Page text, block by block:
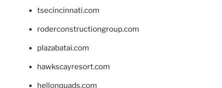
tsecincinnati.com
roderconstructiongroup.com
plazabatai.com
hawkscayresort.com
hellonquads.com